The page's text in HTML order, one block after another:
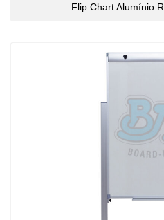
Flip Chart Alumínio